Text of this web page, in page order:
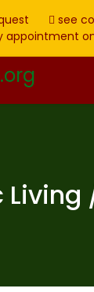
see
appointment
Living